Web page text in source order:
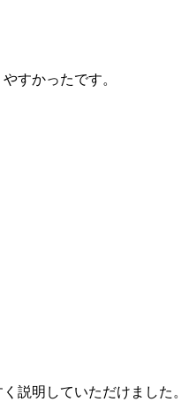
すかったです。
説明していただけました。